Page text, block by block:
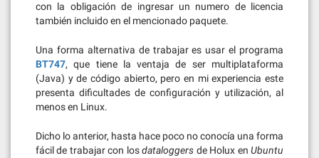
con la obligación de ingresar un numero de licencia
también incluido en el mencionado paquete.
Una forma alternativa de trabajar es usar el programa
BT747, que tiene la ventaja de ser multiplataforma
(Java) y de código abierto, pero en mi experiencia este
presenta dificultades de configuración y utilización, al
menos en Linux.
Dicho lo anterior, hasta hace poco no conocía una forma
fácil de trabajar con losdataloggers de Holux enUbuntu